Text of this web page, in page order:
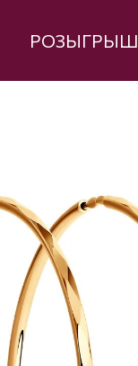
РОЗЫГРЫШ